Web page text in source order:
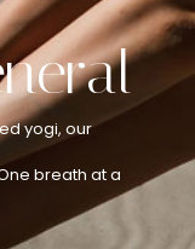
yogi, our
breath at a